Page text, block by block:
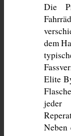
Die
dem
Elite
jeder
Neben